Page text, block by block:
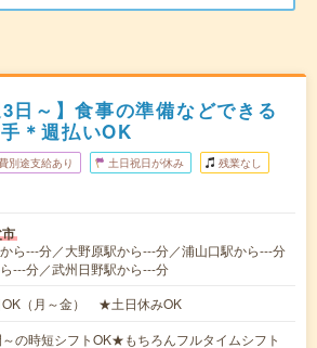
3日～】食事の準備などできる
＊週払いOK
別途支給あり 土日祝日が休み 残業なし
ら---分／大野原駅から---分／浦山口駅から---分
---分／武州日野駅から---分
OK（月～金） ★土日休みOK
の時短シフトOK★もちろんフルタイムシフト